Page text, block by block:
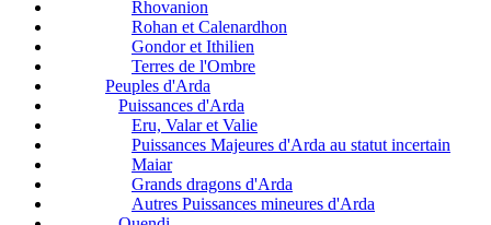
Rhovanion
Rohan et Calenardhon
Gondor et Ithilien
Terres de l'Ombre
Peuples d'Arda
Puissances d'Arda
Eru, Valar et Valie
Puissances Majeures d'Arda au statut incertain
Maiar
Grands dragons d'Arda
Autres Puissances mineures d'Arda